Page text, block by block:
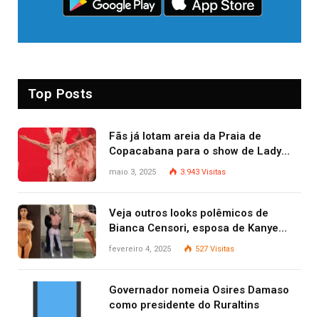
Top Posts
Fãs já lotam areia da Praia de
Copacabana para o show de Lady
Gaga
maio 3, 2025 3.943 Visitas
Veja outros looks polêmicos de
Bianca Censori, esposa de Kanye
West que apareceu nua no Grammy
fevereiro 4, 2025 527 Visitas
Governador nomeia Osires Damaso
como presidente do Ruraltins